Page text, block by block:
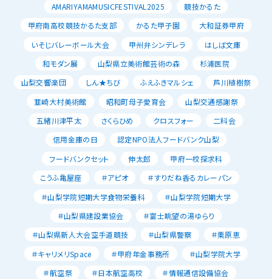
AMARIYAMAMUSICFESTIVAL2025
競技かるた
甲府南高校競技かるた支部
かるた甲子園
大和証券甲府
いそじバレーボール大会
甲州弁シンデレラ
はしば文庫
和モダン展
山梨県立美術館芸術の森
杉浦医院
山梨交響楽団
しん★ちび ふえふきマルシェ
芦川植樹祭
韮崎大村美術館
昭和町母子愛育会
山梨交通感謝祭
五緒川津平太
さくらひめ クロスフォー
二科会
信用金庫の日
認定NPO法人フードバンク山梨
フードバンクセット
伸太郎
甲府一校探求科
こうふ亀屋座
＃アピオ
＃すりだね香るカレーパン
＃山梨学院短期大学食物栄養科
＃山梨学院短期大学
＃山梨県建設業協会
＃富士眺望の湯ゆらり
＃山梨県新人大会空手道競技
＃山梨県警察
＃栗原恵
＃キャリメリSpace
＃甲府年金事務所
＃山梨学院大学
＃航空祭
＃日本航空高校
＃情報通信設備協会